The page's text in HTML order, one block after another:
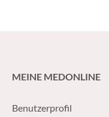
MEINE MEDONLINE
Benutzerprofil